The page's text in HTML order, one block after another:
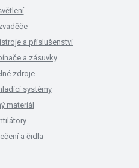
a příslušenství
a zásuvky
zdroje
systémy
materiál
a čidla